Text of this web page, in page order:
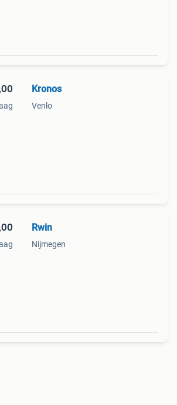
Kronos
Venlo
Rwin
Nijmegen